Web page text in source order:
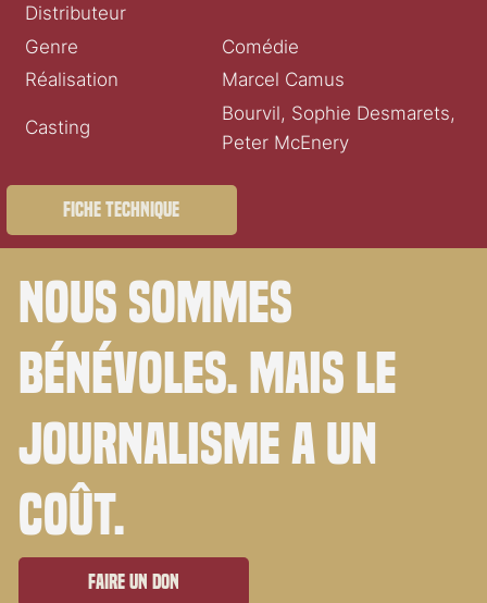
Distributeur
Genre
Comédie
Réalisation
Marcel Camus
Casting
Bourvil, Sophie Desmarets,
Peter McEnery
Fiche technique
Nous sommes
bénévoles. Mais le
journalisme a un
coût.
Faire un don